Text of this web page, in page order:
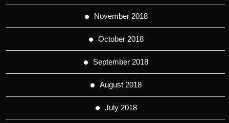
November 2018
October 2018
September 2018
August 2018
July 2018